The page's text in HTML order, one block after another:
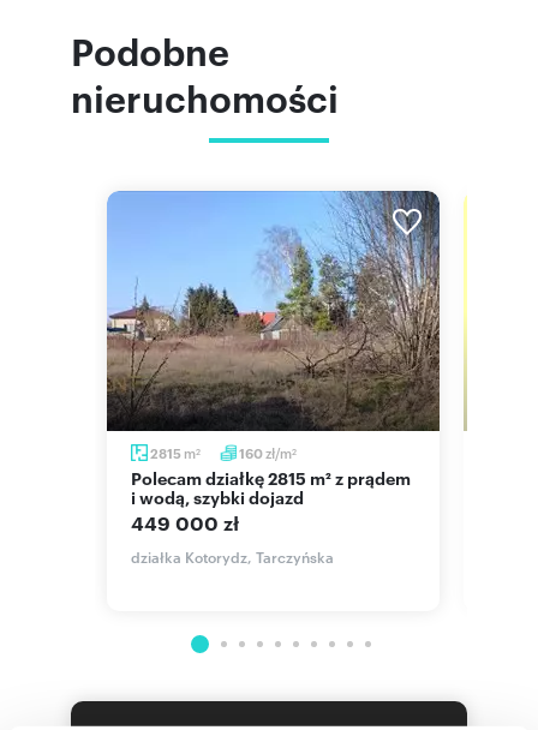
Numer oferty: 20324
Podobne
nieruchomości
2815 m2 160zł/m2
Polecam działkę 2815 m² z prądem
i wodą, szybki dojazd
449 000 zł
działka Kotorydz, Tarczyńska